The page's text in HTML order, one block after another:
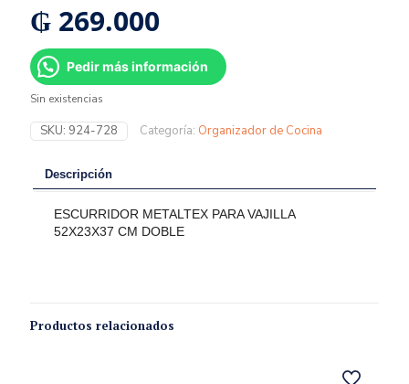
₲ 269.000
Pedir más información
Sin existencias
SKU: 924-728 Categoría: Organizador de Cocina
Descripción
ESCURRIDOR METALTEX PARA VAJILLA
52X23X37 CM DOBLE
Productos relacionados